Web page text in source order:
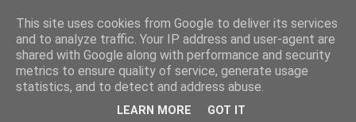
Pullollinen
This site uses cookies from Google to deliver its services
and to analyze traffic. Your IP address and user-agent are
shared with Google along with performance and security
metrics to ensure quality of service, generate usage
statistics, and to detect and address abuse.
LEARN MORE GOT IT